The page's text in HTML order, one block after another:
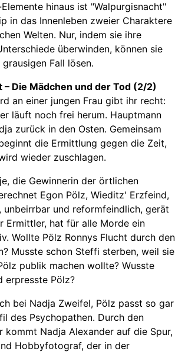
hinaus ist "Walpurgisnacht"
in das Innenleben zweier Charaktere
Welten. Nur, indem sie ihre
überwinden, können sie
Fall lösen.
– Die Mädchen und der Tod (2/2)
an einer jungen Frau gibt ihr recht:
läuft noch frei herum. Hauptmann
zurück in den Osten. Gemeinsam
die Ermittlung gegen die Zeit,
wieder zuschlagen.
die Gewinnerin der örtlichen
Egon Pölz, Wieditz' Erzfeind,
unbeirrbar und reformfeindlich, gerät
Ermittler, hat für alle Morde ein
Wollte Pölz Ronnys Flucht durch den
Musste schon Steffi sterben, weil sie
publik machen wollte? Wusste
erpresste Pölz?
bei Nadja Zweifel, Pölz passt so gar
des Psychopathen. Durch den
kommt Nadja Alexander auf die Spur,
Hobbyfotograf, der in der